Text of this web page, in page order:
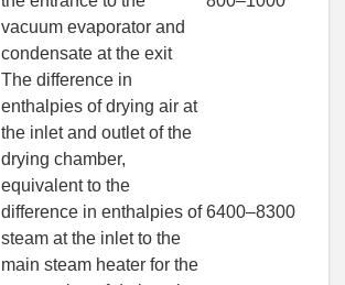
vacuum evaporator and
condensate at the exit
The difference in
enthalpies of drying air at
the inlet and outlet of the
drying chamber,
equivalent to the
difference in enthalpies of
steam at the inlet to the
main steam heater for the
6400–8300